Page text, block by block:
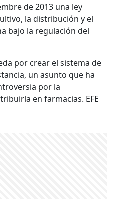
de 2013 una ley
la distribución y el
bajo la regulación del
por crear el sistema de
un asunto que ha
por la
en farmacias. EFE